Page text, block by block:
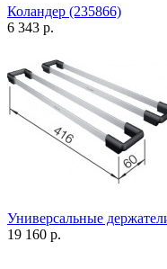
Коландер (235866)
6 343 р.
Универсальные
19 160 р.